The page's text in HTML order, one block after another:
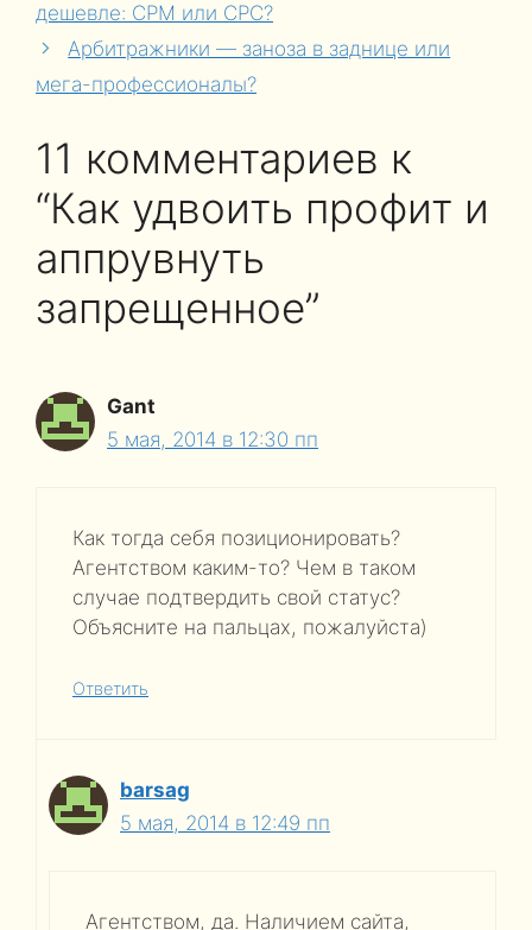
дешевле: CPM или CPC?
Арбитражники — заноза в заднице или
мега-профессионалы?
11 комментариев к
“Как удвоить профит и
аппрувнуть
запрещенное”
Gant
5 мая, 2014 в 12:30 пп
Как тогда себя позиционировать?
Агентством каким-то? Чем в таком
случае подтвердить свой статус?
Объясните на пальцах, пожалуйста)
Ответить
barsag
5 мая, 2014 в 12:49 пп
Агентством, да. Наличием сайта,